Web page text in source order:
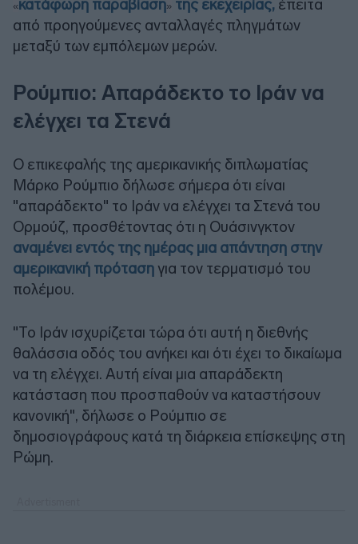
«κατάφωρη παραβίαση» της εκεχειρίας, έπειτα
από προηγούμενες ανταλλαγές πληγμάτων
μεταξύ των εμπόλεμων μερών.
Ρούμπιο: Απαράδεκτο το Ιράν να
ελέγχει τα Στενά
Ο επικεφαλής της αμερικανικής διπλωματίας
Μάρκο Ρούμπιο δήλωσε σήμερα ότι είναι
"απαράδεκτο" το Ιράν να ελέγχει τα Στενά του
Ορμούζ, προσθέτοντας ότι η Ουάσινγκτον
αναμένει εντός της ημέρας μια απάντηση στην
αμερικανική πρόταση για τον τερματισμό του
πολέμου.
"Το Ιράν ισχυρίζεται τώρα ότι αυτή η διεθνής
θαλάσσια οδός του ανήκει και ότι έχει το δικαίωμα
να τη ελέγχει. Αυτή είναι μια απαράδεκτη
κατάσταση που προσπαθούν να καταστήσουν
κανονική", δήλωσε ο Ρούμπιο σε
δημοσιογράφους κατά τη διάρκεια επίσκεψης στη
Ρώμη.